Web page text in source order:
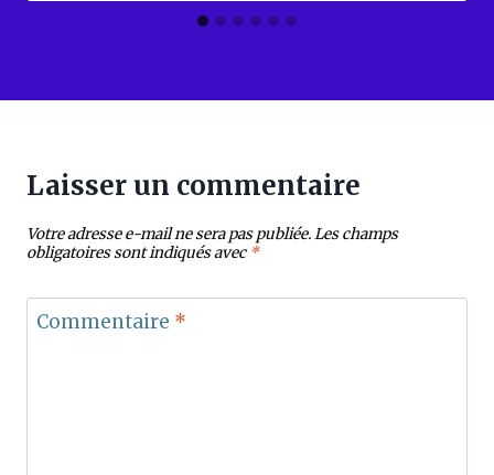
Laisser un commentaire
Votre adresse e-mail ne sera pas publiée.Les champs
obligatoires sont indiqués avec *
Commentaire *